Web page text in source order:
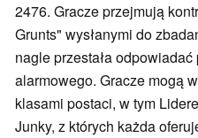
2476. Gracze przejmują
Grunts" wysłanymi do
nagle przestała odpowiadać
alarmowego. Gracze mogą
klasami postaci, w tym
Junky, z których każda